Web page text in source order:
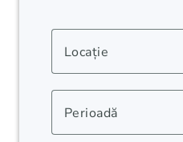
Locație
Perioadă